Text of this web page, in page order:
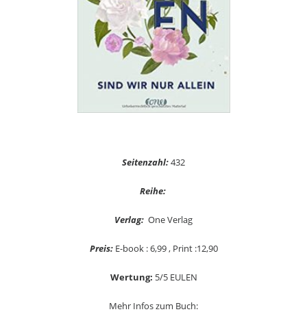
Seitenzahl:432
Reihe:
Verlag: One Verlag
Preis: E-book : 6,99 , Print :12,90
Wertung: 5/5 EULEN
Mehr Infos zum Buch: